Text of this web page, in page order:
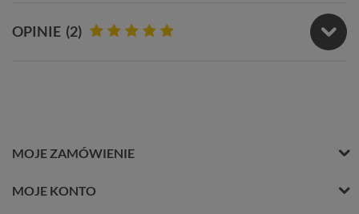
OPINIE (2)
MOJE ZAMÓWIENIE
MOJE KONTO